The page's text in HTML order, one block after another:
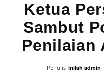
Ketua
Sambut
Penilaian
Penulis inilah admin